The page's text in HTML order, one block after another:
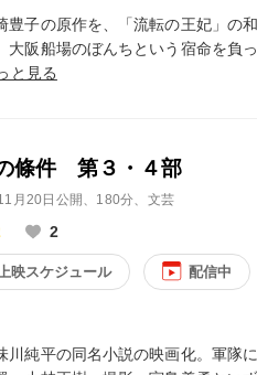
豊子の原作を、「流転の王妃」の
大阪船場のぼんちという宿命を負
と見る
條件 第３・４部
月20日公開 、180分、文芸
2
上映スケジュール 配信中
川純平の同名小説の映画化。軍隊